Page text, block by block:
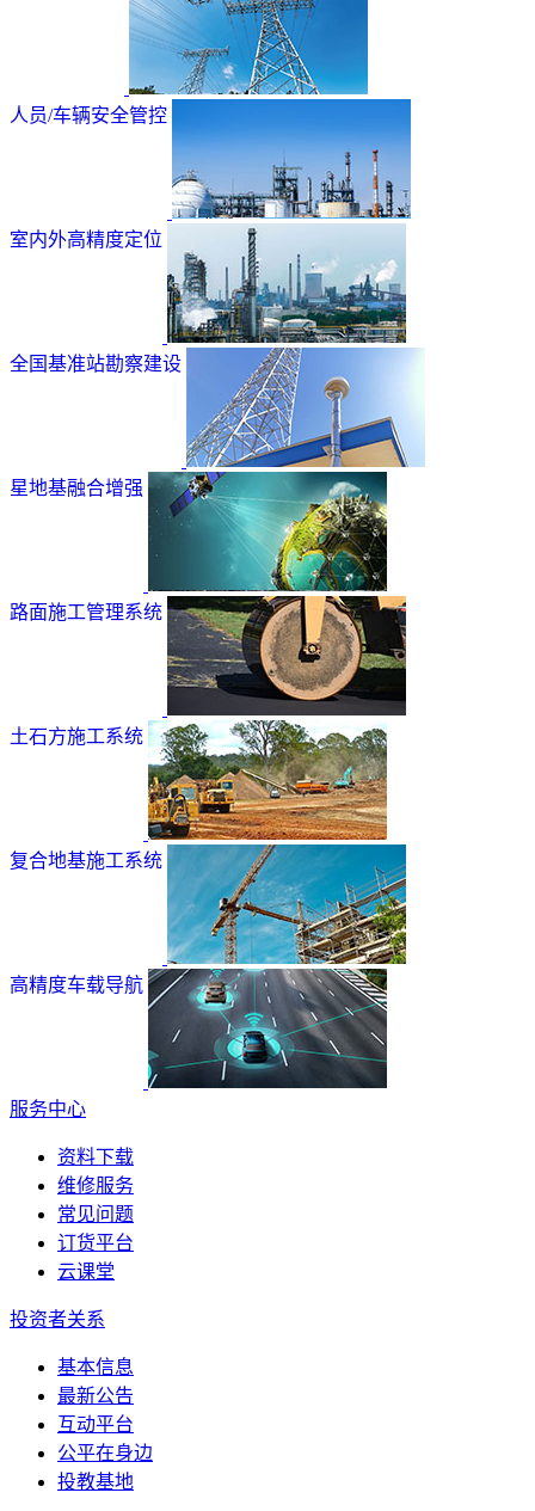
人员/车辆安全管控
室内外高精度定位
全国基准站勘察建设
星地基融合增强
路面施工管理系统
土石方施工系统
复合地基施工系统
高精度车载导航
服务中心
资料下载
维修服务
常见问题
订货平台
云课堂
投资者关系
基本信息
最新公告
互动平台
公平在身边
投教基地